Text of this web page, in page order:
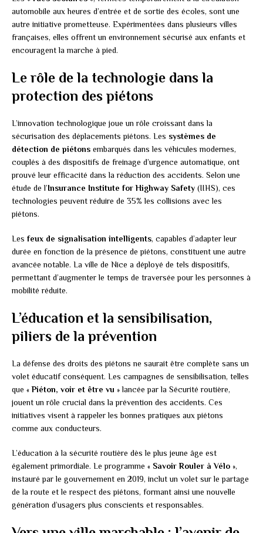
automobile aux heures d’entrée et de sortie des écoles, sont une
autre initiative prometteuse. Expérimentées dans plusieurs villes
françaises, elles offrent un environnement sécurisé aux enfants et
encouragent la marche à pied.
Le rôle de la technologie dans la
protection des piétons
L’innovation technologique joue un rôle croissant dans la
sécurisation des déplacements piétons. Les systèmes de
détection de piétons embarqués dans les véhicules modernes,
couplés à des dispositifs de freinage d’urgence automatique, ont
prouvé leur efficacité dans la réduction des accidents. Selon une
étude de l’Insurance Institute for Highway Safety (IIHS), ces
technologies peuvent réduire de 35% les collisions avec les
piétons.
Les feux de signalisation intelligents, capables d’adapter leur
durée en fonction de la présence de piétons, constituent une autre
avancée notable. La ville de Nice a déployé de tels dispositifs,
permettant d’augmenter le temps de traversée pour les personnes à
mobilité réduite.
L’éducation et la sensibilisation,
piliers de la prévention
La défense des droits des piétons ne saurait être complète sans un
volet éducatif conséquent. Les campagnes de sensibilisation, telles
que «Piéton, voir et être vu » lancée par la Sécurité routière,
jouent un rôle crucial dans la prévention des accidents. Ces
initiatives visent à rappeler les bonnes pratiques aux piétons
comme aux conducteurs.
L’éducation à la sécurité routière dès le plus jeune âge est
également primordiale. Le programme « Savoir Rouler à Vélo »,
instauré par le gouvernement en 2019, inclut un volet sur le partage
de la route et le respect des piétons, formant ainsi une nouvelle
génération d’usagers plus conscients et responsables.